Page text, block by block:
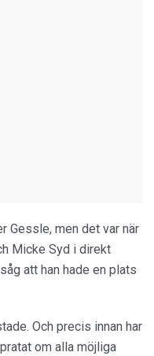
Gessle, men det var när
Micke Syd i direkt
att han hade en plats
Och precis innan har
om alla möjliga